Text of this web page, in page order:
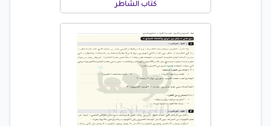
كتاب الشاطر